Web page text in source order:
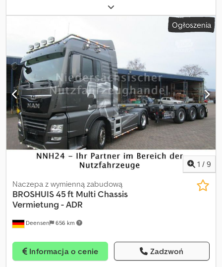
masa eksploatacyjna: 2 365 kg, silnik wysokoprężny KUBOTA 4-
cylindrowy (typ: V 2203 – 48,82 KM / 35,90 kW przy 2 800 obr./min),
ŁYŻKA (szerokość: ok. 1 550 mm), SZYBKOWYMIENIACZ,
DODATKOWA HYDRAULIKA, wysokość wysypu: 3 558 mm, udźwig
ładunku: 1 308 kg, ROPS/FOPS, przesuwny boczny okna,
REFLEKTORY ROBOCZE (przód), oświetlenie (tył), fotel
komfortowy, uchwyty transportowe i mocujące. Ogumienie: BKT
OPONY TERENOWE (10 x 16.5) – stan ok. 98% na wszystkich
kołach. Wymiary transportowe: długość ok. 3 172 mm (bez łyżki ok.
2 502 mm), szerokość (łyżka): 1 550 mm, wysokość: ok. 1 976 mm.
Cena netto eksportowa, sprzedaż w kraju + VAT. ∗∗∗
MOŻLIWOŚĆ FINANSOWANIA / TRANSPORT NA KORZYSTNYCH
WARUNKACH (NA CAŁYM ŚWIECIE) / PRZY EKSPORCIE DO
ZAPŁATY WYŁĄCZNIE KWOTA NETTO (!) ∗∗∗ © pb Crjdjw A
Rzwjpfx Akvsf
Ogłoszenia
1 / 9
Deensen 656 km
Naczepa z wymienną zabudową
BROSHUIS45 ft Multi Chassis
Vermietung - ADR
Informacja o cenie Zadzwoń